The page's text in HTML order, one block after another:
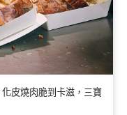
皮燒肉脆到卡滋，三寶